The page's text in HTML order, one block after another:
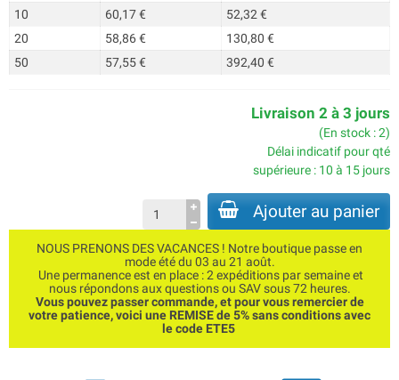
10
60,17 €
52,32 €
20
58,86 €
130,80 €
50
57,55 € 392,40 €
Livraison 2 à 3 jours
(En stock : 2)
Délai indicatif pour qté
supérieure : 10 à 15 jours
Ajouter au panier
NOUS PRENONS DES VACANCES ! Notre boutique passe en
mode été du 03 au 21 août.
Une permanence est en place : 2 expéditions par semaine et
nous répondons aux questions ou SAV sous 72 heures.
Vous pouvez passer commande, et pour vous remercier de
votre patience, voici une REMISE de 5% sans conditions avec
le code ETE5